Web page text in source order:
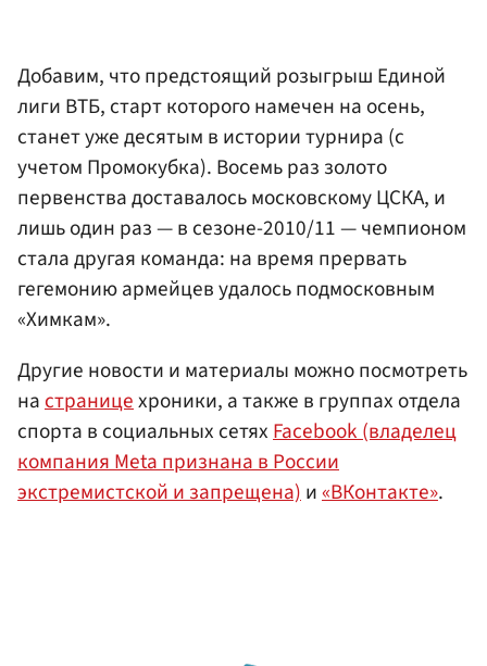
Добавим, что предстоящий розыгрыш Единой
лиги ВТБ, старт которого намечен на осень,
станет уже десятым в истории турнира (с
учетом Промокубка). Восемь раз золото
первенства доставалось московскому ЦСКА, и
лишь один раз — в сезоне-2010/11 — чемпионом
стала другая команда: на время прервать
гегемонию армейцев удалось подмосковным
«Химкам».
Другие новости и материалы можно посмотреть
настраницехроники, а также в группах отдела
спорта в социальных сетяхFacebook (владелец
компания Meta признана в России
экстремистской и запрещена)и«ВКонтакте».